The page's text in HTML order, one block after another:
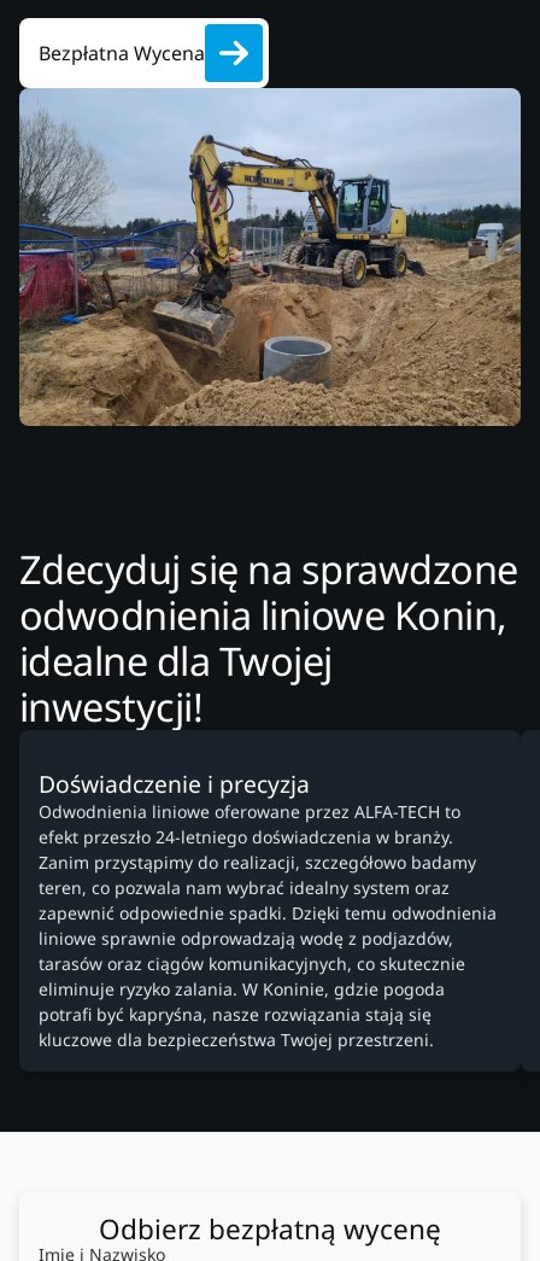
Bezpłatna Wycena
Zdecyduj się na sprawdzone
odwodnienia liniowe Konin,
idealne dla Twojej
inwestycji!
Doświadczenie i precyzja
Odwodnienia liniowe oferowane przez ALFA-TECH to
efekt przeszło 24-letniego doświadczenia w branży.
Zanim przystąpimy do realizacji, szczegółowo badamy
teren, co pozwala nam wybrać idealny system oraz
zapewnić odpowiednie spadki. Dzięki temu odwodnienia
liniowe sprawnie odprowadzają wodę z podjazdów,
tarasów oraz ciągów komunikacyjnych, co skutecznie
eliminuje ryzyko zalania. W Koninie, gdzie pogoda
potrafi być kapryśna, nasze rozwiązania stają się
kluczowe dla bezpieczeństwa Twojej przestrzeni.
Odbierz bezpłatną wycenę
Imię i Nazwisko